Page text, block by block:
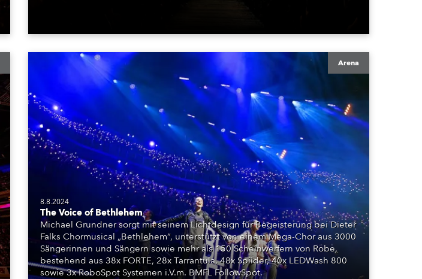
Arena
8.8.2024
The Voice of Bethlehem
Michael Grundner sorgt mit seinem Lichtdesign für Begeisterung bei Dieter
Falks Chormusical „Bethlehem“, unterstützt von einem Mega-Chor aus 3000
Sängerinnen und Sängern sowie mehr als 150 Scheinwerfern von Robe,
bestehend aus 38x FORTE, 28x Tarrantula, 48x Spiider, 40x LEDWash 800
sowie 3x RoboSpot Systemen i.V.m. BMFL FollowSpot.